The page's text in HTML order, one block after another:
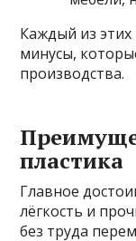
Каждый из
минусы,
производства.
пластика
Главное
лёгкость и
без труда